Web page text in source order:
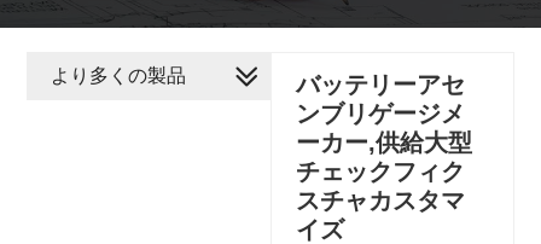
バッテリーアセ
ンブリゲージメ
ーカー,供給大型
チェックフィク
スチャカスタマ
イズ
より多くの製品